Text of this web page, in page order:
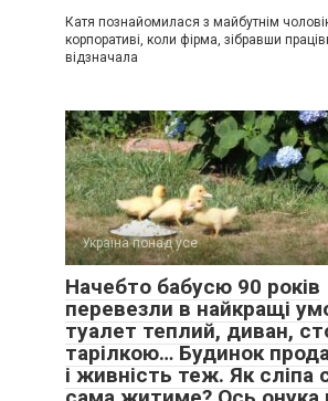
Катя познайомилася з майбутнім
корпоративі, коли фірма, зібравши
відзначала
Україна понад усе
Начебто бабусю 90 років
перевезли в найкращі
туалет теплий, диван,
тарілкою… Будинок
і живність теж. Як сліпа